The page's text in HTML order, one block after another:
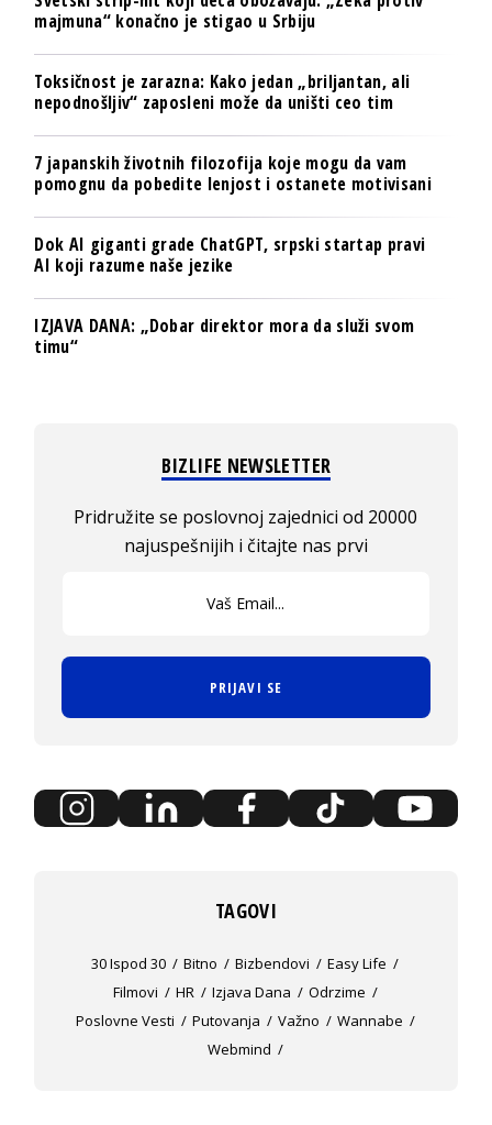
majmuna“ konačno je stigao u Srbiju
Toksičnost je zarazna: Kako jedan „briljantan, ali
nepodnošljiv“ zaposleni može da uništi ceo tim
7 japanskih životnih filozofija koje mogu da vam
pomognu da pobedite lenjost i ostanete motivisani
Dok AI giganti grade ChatGPT, srpski startap pravi
AI koji razume naše jezike
IZJAVA DANA: „Dobar direktor mora da služi svom
timu“
BIZLIFE NEWSLETTER
Pridružite se poslovnoj zajednici od 20000
najuspešnijih i čitajte nas prvi
PRIJAVI SE
TAGOVI
30 Ispod 30 Bitno Bizbendovi
Easy Life
Filmovi
HR Izjava Dana
Odrzime
Poslovne Vesti
Putovanja Važno
Wannabe
Webmind